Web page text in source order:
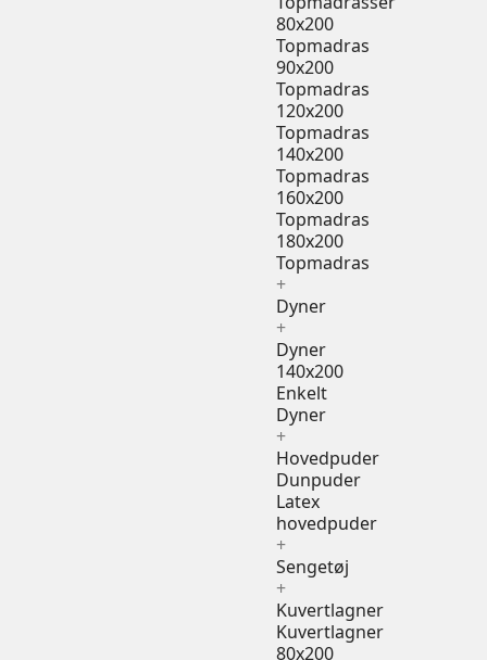
80x200
Topmadras
90x200
Topmadras
120x200
Topmadras
140x200
Topmadras
160x200
Topmadras
180x200
Topmadras
+
Dyner
+
Dyner
140x200
Enkelt
Dyner
+
Hovedpuder
Dunpuder
Latex
hovedpuder
+
Sengetøj
+
Kuvertlagner
Kuvertlagner
80x200